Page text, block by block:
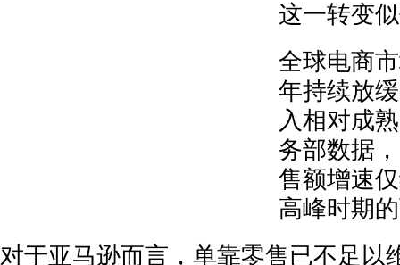
这一转变
全球电商
年持续放
入相对成
务部数据
售额增速
高峰时期
对于亚马逊而言，单靠零售已不足以